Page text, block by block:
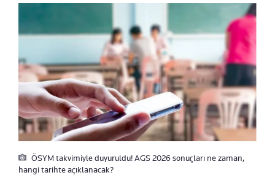
ÖSYM takvimiyle duyuruldu! AGS 2026 sonuçları ne zaman,
hangi tarihte açıklanacak?